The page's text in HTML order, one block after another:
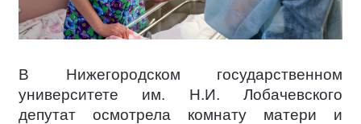
В Нижегородском государственном
университете им. Н.И. Лобачевского
депутат осмотрела комнату матери и